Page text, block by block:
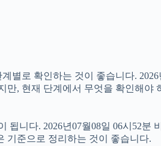
로 확인하는 것이 좋습니다.
, 현재 단계에서 무엇을 확인해야
니다. 2026년07월08일 06시52
기준으로 정리하는 것이 좋습니다.